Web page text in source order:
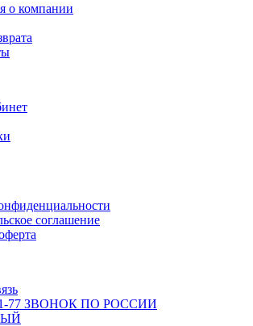
о компании
соглашение
77 ЗВОНОК ПО РОССИИ